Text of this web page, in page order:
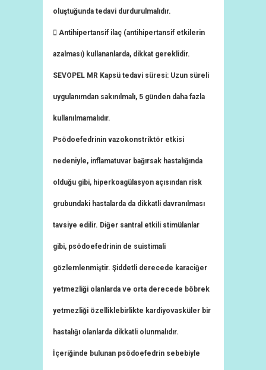
oluştuğunda tedavi durdurulmalıdır.
 Antihipertansif ilaç (antihipertansif etkilerin
azalması) kullananlarda, dikkat gereklidir.
SEVOPEL MR Kapsü tedavi süresi: Uzun süreli
uygulanımdan sakınılmalı, 5 günden daha fazla
kullanılmamalıdır.
Psödoefedrinin vazokonstriktör etkisi
nedeniyle, inflamatuvar bağırsak hastalığında
olduğu gibi, hiperkoagülasyon açısından risk
grubundaki hastalarda da dikkatli davranılması
tavsiye edilir. Diğer santral etkili stimülanlar
gibi, psödoefedrinin de suistimali
gözlemlenmiştir. Şiddetli derecede karaciğer
yetmezliği olanlarda ve orta derecede böbrek
yetmezliği özelliklebirlikte kardiyovasküler bir
hastalığı olanlarda dikkatli olunmalıdır.
İçeriğinde bulunan psödoefedrin sebebiyle